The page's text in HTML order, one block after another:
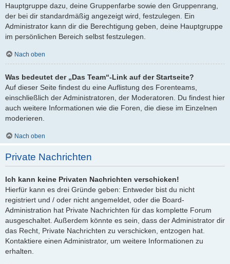
Hauptgruppe dazu, deine Gruppenfarbe sowie den Gruppenrang,
der bei dir standardmäßig angezeigt wird, festzulegen. Ein
Administrator kann dir die Berechtigung geben, deine Hauptgruppe
im persönlichen Bereich selbst festzulegen.
Nach oben
Was bedeutet der „Das Team“-Link auf der Startseite?
Auf dieser Seite findest du eine Auflistung des Forenteams,
einschließlich der Administratoren, der Moderatoren. Du findest hier
auch weitere Informationen wie die Foren, die diese im Einzelnen
moderieren.
Nach oben
Private Nachrichten
Ich kann keine Privaten Nachrichten verschicken!
Hierfür kann es drei Gründe geben: Entweder bist du nicht
registriert und / oder nicht angemeldet, oder die Board-
Administration hat Private Nachrichten für das komplette Forum
ausgeschaltet. Außerdem könnte es sein, dass der Administrator dir
das Recht, Private Nachrichten zu verschicken, entzogen hat.
Kontaktiere einen Administrator, um weitere Informationen zu
erhalten.